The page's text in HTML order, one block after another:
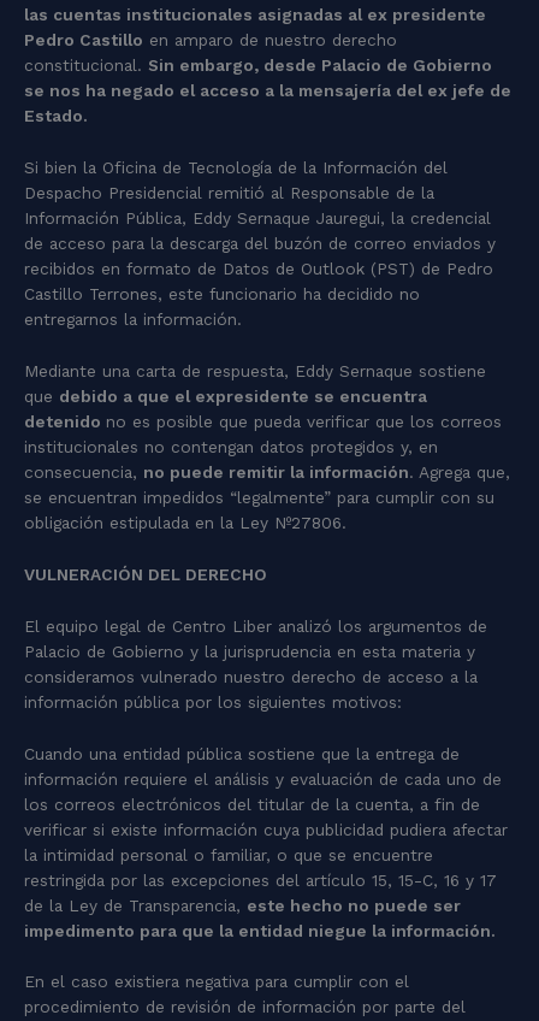
las cuentas institucionales asignadas al ex presidente
Pedro Castillo en amparo de nuestro derecho
constitucional. Sin embargo, desde Palacio de Gobierno
se nos ha negado el acceso a la mensajería del ex jefe de
Estado.
Si bien la Oficina de Tecnología de la Información del
Despacho Presidencial remitió al Responsable de la
Información Pública, Eddy Sernaque Jauregui, la credencial
de acceso para la descarga del buzón de correo enviados y
recibidos en formato de Datos de Outlook (PST) de Pedro
Castillo Terrones, este funcionario ha decidido no
entregarnos la información.
Mediante una carta de respuesta, Eddy Sernaque sostiene
que debido a que el expresidente se encuentra
detenido no es posible que pueda verificar que los correos
institucionales no contengan datos protegidos y, en
consecuencia, no puede remitir la información. Agrega que,
se encuentran impedidos “legalmente” para cumplir con su
obligación estipulada en la Ley Nº27806.
VULNERACIÓN DEL DERECHO
El equipo legal de Centro Liber analizó los argumentos de
Palacio de Gobierno y la jurisprudencia en esta materia y
consideramos vulnerado nuestro derecho de acceso a la
información pública por los siguientes motivos:
Cuando una entidad pública sostiene que la entrega de
información requiere el análisis y evaluación de cada uno de
los correos electrónicos del titular de la cuenta, a fin de
verificar si existe información cuya publicidad pudiera afectar
la intimidad personal o familiar, o que se encuentre
restringida por las excepciones del artículo 15, 15-C, 16 y 17
de la Ley de Transparencia, este hecho no puede ser
impedimento para que la entidad niegue la información.
En el caso existiera negativa para cumplir con el
procedimiento de revisión de información por parte del